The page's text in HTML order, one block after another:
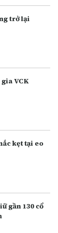
trở lại
VCK
kẹt tại eo
gần 130 cổ